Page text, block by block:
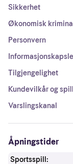
Sikkerhet
Økonomisk
Personvern
Tilgjengelighet
Kundevilkår og
Varslingskanal
Åpningstider
Sportsspill: